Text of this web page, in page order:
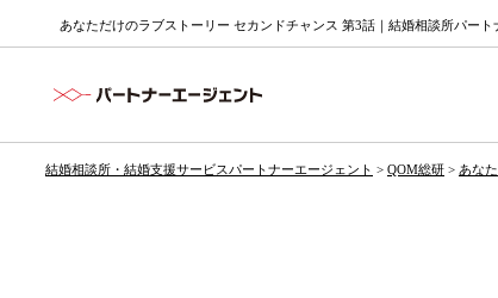
あなただけのラブストーリー セカンドチャンス 第3話｜結婚相談所パート
結婚相談所・結婚支援サービスパートナーエージェント > QOM総研 > あな